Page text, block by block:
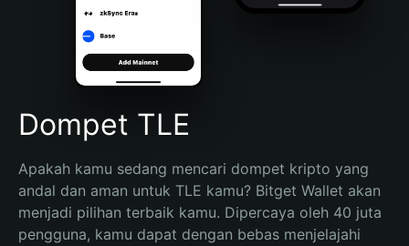
Português (Brasil)
Español (Argentina)
Dompet TLE
Apakah kamu sedang mencari dompet kripto yang
andal dan aman untuk TLE kamu? Bitget Wallet akan
menjadi pilihan terbaik kamu. Dipercaya oleh 40 juta
pengguna, kamu dapat dengan bebas menjelajahi